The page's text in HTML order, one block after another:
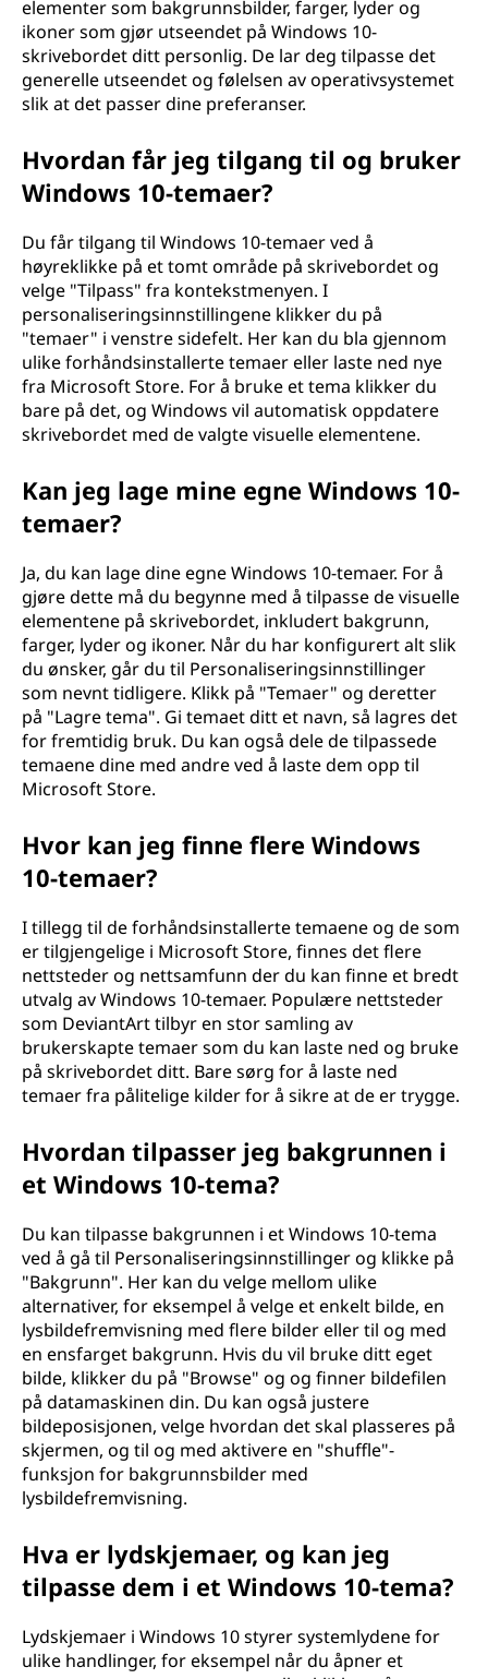
m
elementer som bakgrunnsbilder, farger, lyder og
ikoner som gjør utseendet på Windows 10-
skrivebordet ditt personlig. De lar deg tilpasse det
generelle utseendet og følelsen av operativsystemet
slik at det passer dine preferanser.
Hvordan får jeg tilgang til og bruker
Windows 10-temaer?
Du får tilgang til Windows 10-temaer ved å
høyreklikke på et tomt område på skrivebordet og
velge "Tilpass" fra kontekstmenyen. I
personaliseringsinnstillingene klikker du på
"temaer" i venstre sidefelt. Her kan du bla gjennom
ulike forhåndsinstallerte temaer eller laste ned nye
fra Microsoft Store. For å bruke et tema klikker du
bare på det, og Windows vil automatisk oppdatere
skrivebordet med de valgte visuelle elementene.
Kan jeg lage mine egne Windows 10-
temaer?
Ja, du kan lage dine egne Windows 10-temaer. For å
gjøre dette må du begynne med å tilpasse de visuelle
elementene på skrivebordet, inkludert bakgrunn,
farger, lyder og ikoner. Når du har konfigurert alt slik
du ønsker, går du til Personaliseringsinnstillinger
som nevnt tidligere. Klikk på "Temaer" og deretter
på "Lagre tema". Gi temaet ditt et navn, så lagres det
for fremtidig bruk. Du kan også dele de tilpassede
temaene dine med andre ved å laste dem opp til
Microsoft Store.
Hvor kan jeg finne flere Windows
10-temaer?
I tillegg til de forhåndsinstallerte temaene og de som
er tilgjengelige i Microsoft Store, finnes det flere
nettsteder og nettsamfunn der du kan finne et bredt
utvalg av Windows 10-temaer. Populære nettsteder
som DeviantArt tilbyr en stor samling av
brukerskapte temaer som du kan laste ned og bruke
på skrivebordet ditt. Bare sørg for å laste ned
temaer fra pålitelige kilder for å sikre at de er trygge.
Hvordan tilpasser jeg bakgrunnen i
et Windows 10-tema?
Du kan tilpasse bakgrunnen i et Windows 10-tema
ved å gå til Personaliseringsinnstillinger og klikke på
"Bakgrunn". Her kan du velge mellom ulike
alternativer, for eksempel å velge et enkelt bilde, en
lysbildefremvisning med flere bilder eller til og med
en ensfarget bakgrunn. Hvis du vil bruke ditt eget
bilde, klikker du på "Browse" og og finner bildefilen
på datamaskinen din. Du kan også justere
bildeposisjonen, velge hvordan det skal plasseres på
skjermen, og til og med aktivere en "shuffle"-
funksjon for bakgrunnsbilder med
lysbildefremvisning.
Hva er lydskjemaer, og kan jeg
tilpasse dem i et Windows 10-tema?
Lydskjemaer i Windows 10 styrer systemlydene for
ulike handlinger, for eksempel når du åpner et